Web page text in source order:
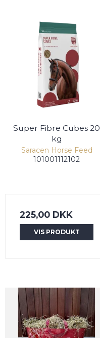
Super Fibre Cubes 20
kg
Saracen Horse Feed
101001112102
225,00 DKK
VIS PRODUKT